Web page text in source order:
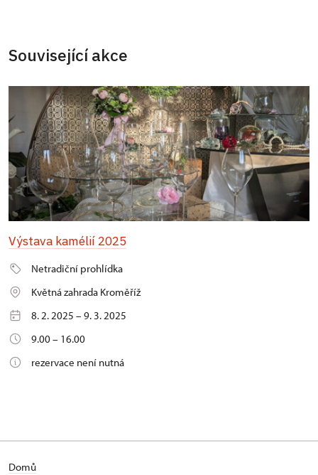
Související akce
Výstava kamélií 2025
Netradiční prohlídka
Květná zahrada Kroměříž
8. 2. 2025 – 9. 3. 2025
9.00 – 16.00
rezervace není nutná
Domů